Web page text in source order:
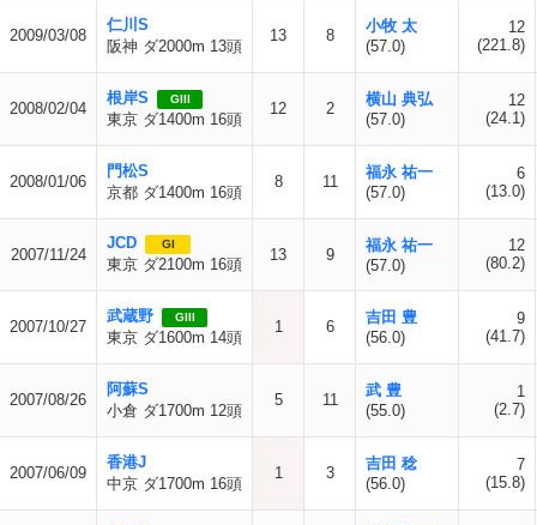
2009/03/08
仁川S
阪神 ダ2000m 13頭
13 8
小牧 太
(57.0)
12
(221.8)
2008/02/04
根岸S GIII
東京 ダ1400m 16頭
12 2
横山 典弘
(57.0)
12
(24.1)
2008/01/06
門松S
京都 ダ1400m 16頭
8 11
福永 祐一
(57.0)
6
(13.0)
2007/11/24
JCD GI
東京 ダ2100m 16頭
13 9
福永 祐一
(57.0)
12
(80.2)
2007/10/27
武蔵野 GIII
東京 ダ1600m 14頭
1 6
吉田 豊
(56.0)
9
(41.7)
2007/08/26
阿蘇S
小倉 ダ1700m 12頭
5 11
武 豊
(55.0)
1
(2.7)
2007/06/09
香港J
中京 ダ1700m 16頭
1 3
吉田 稔
(56.0)
7
(15.8)